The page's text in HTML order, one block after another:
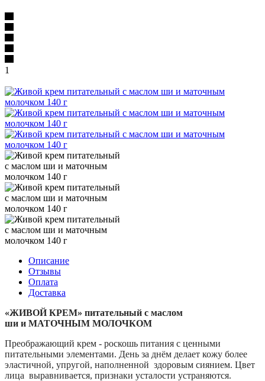
1
Описание
Отзывы
Оплата
Доставка
«ЖИВОЙ КРЕМ» питательный с маслом
ши и МАТОЧНЫМ МОЛОЧКОМ
Преображающий крем - роскошь питания с ценными
питательными элементами. День за днём делает кожу более
эластичной, упругой, наполненной здоровым сиянием. Цвет
лица выравнивается, признаки усталости устраняются.